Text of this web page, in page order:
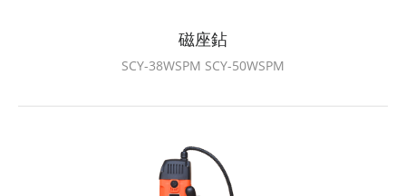
磁座鉆
SCY-38WSPM SCY-50WSPM